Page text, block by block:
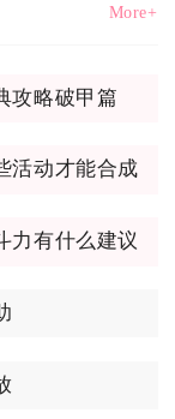
More+
攻略破甲篇
活动才能合成
力有什么建议